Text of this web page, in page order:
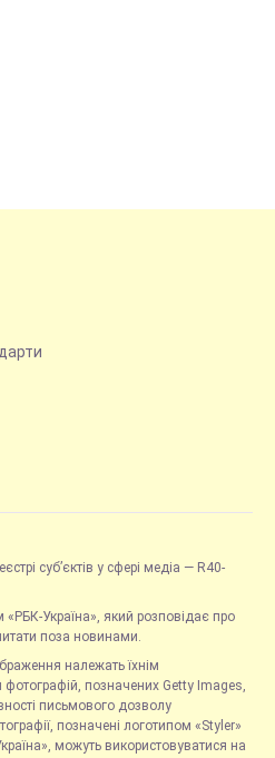
суб’єктів у сфері медіа — R40-
Україна», який розповідає про
поза новинами.
належать їхнім
позначених Getty Images,
письмового дозволу
позначені логотипом «Styler»
можуть використовуватися на